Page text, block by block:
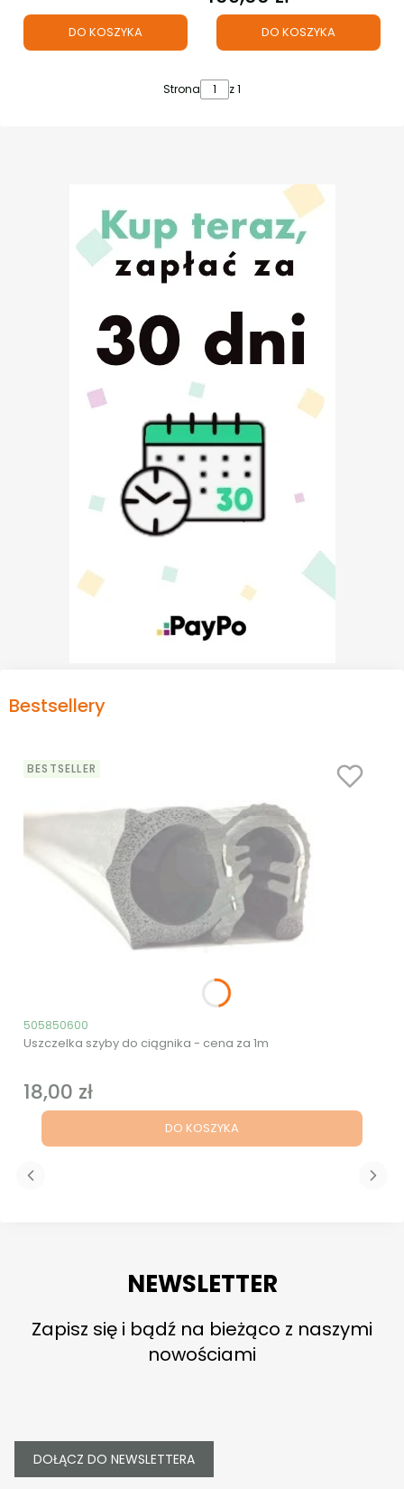
DO KOSZYKA DO KOSZYKA
Strona z 1
Bestsellery
BESTSELLER
Kod produktu
505850600
Uszczelka szyby do ciągnika - cena za 1m
Cena
18,00 zł
DO KOSZYKA
NEWSLETTER
Zapisz się i bądź na bieżąco z naszymi
nowościami
DOŁĄCZ DO NEWSLETTERA